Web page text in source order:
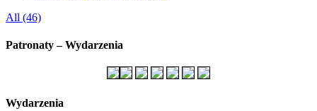
All (46)
Patronaty – Wydarzenia
Wydarzenia